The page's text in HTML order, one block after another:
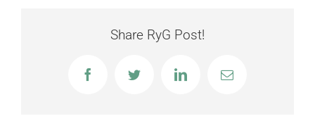
calentamiento
Share RyG Post!
FacebookTwitter LinkedInEmail